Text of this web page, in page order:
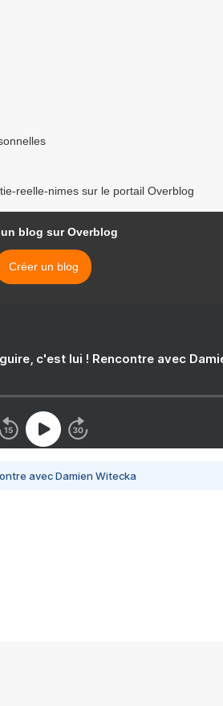
reelle-nimes sur le portail Overblog
un blog sur Overblog
Créer un blog
c'est lui ! Rencontre avec
avec Damien Witecka